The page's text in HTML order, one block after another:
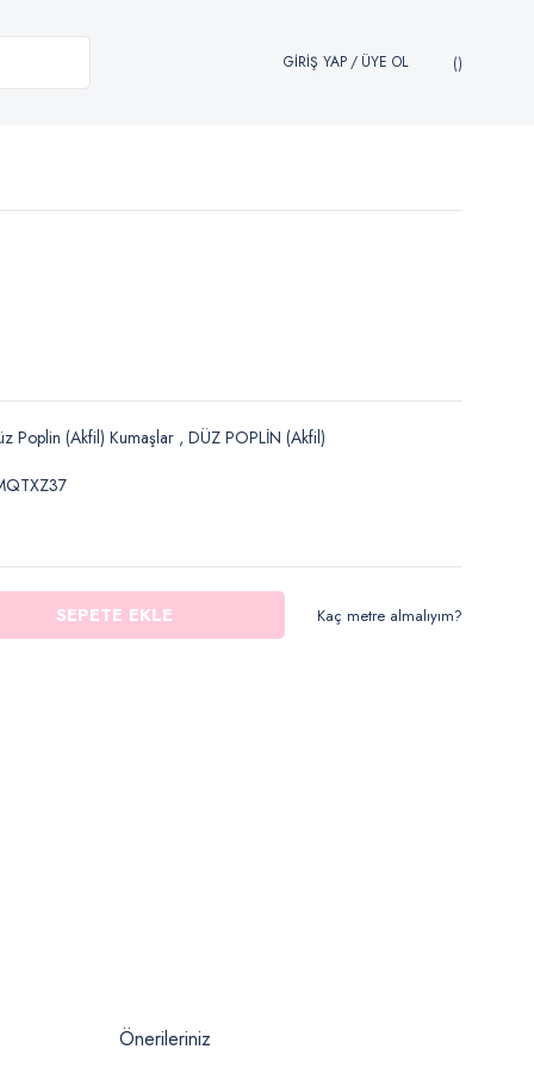
GİRİŞ YAP/ ÜYE OL
Poplin (Akfil) Kumaşlar , DÜZ POPLİN (Akfil)
SEPETE EKLE Kaç metre almalıyım?
Önerileriniz